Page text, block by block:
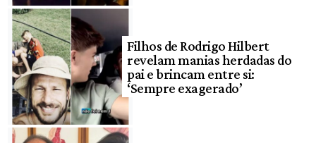
Filhos de Rodrigo Hilbert
revelam manias herdadas do
pai e brincam entre si:
‘Sempre exagerado’